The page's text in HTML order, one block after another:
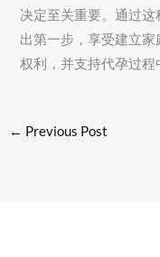
决定至关重要。通过
出第一步，享受建立
权利，并支持代孕过程
← Previous Post